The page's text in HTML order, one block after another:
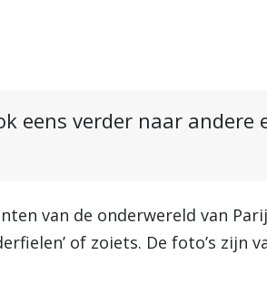
eens verder naar andere
van de onderwereld van
of zoiets. De foto’s zijn